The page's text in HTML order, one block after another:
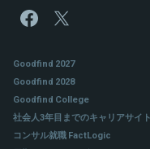
Goodfind 2027
Goodfind 2028
Goodfind College
社会人3年目までのキャリアサイ
コンサル就職 FactLogic